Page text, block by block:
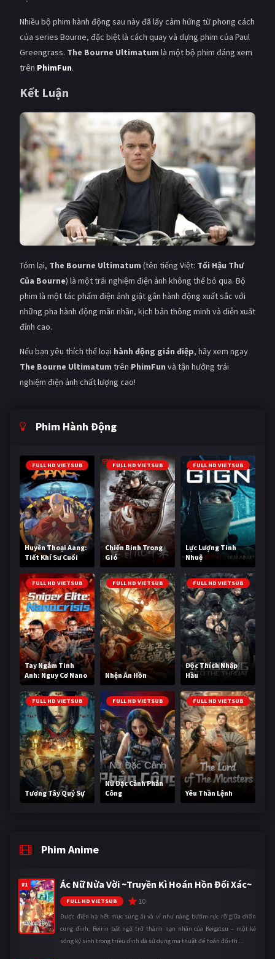
Nhiều bộ phim hành động sau này đã lấy cảm hứng từ phong cách
của series Bourne, đặc biệt là cách quay và dựng phim của Paul
Greengrass. The Bourne Ultimatum là một bộ phim đáng xem
trên PhimFun.
Kết Luận
Tóm lại, The Bourne Ultimatum (tên tiếng Việt: Tối Hậu Thư
Của Bourne) là một trải nghiệm điện ảnh không thể bỏ qua. Bộ
phim là một tác phẩm điện ảnh giật gân hành động xuất sắc với
những pha hành động mãn nhãn, kịch bản thông minh và diễn xuất
đỉnh cao.
Nếu bạn yêu thích thể loại hành động gián điệp, hãy xem ngay
The Bourne Ultimatum trên PhimFun và tận hưởng trải
nghiệm điện ảnh chất lượng cao!
Phim Hành Động
FULL HD VIETSUB
Huyền Thoại Aang:
Tiết Khí Sư Cuối
Cùng
FULL HD VIETSUB
Chiến Binh Trong
Gió
FULL HD VIETSUB
Lực Lượng Tinh
Nhuệ
FULL HD VIETSUB
Tay Ngắm Tinh
Anh: Nguy Cơ Nano
FULL HD VIETSUB
Nhện Ăn Hồn
FULL HD VIETSUB
Độc Thích Nhập
Hầu
FULL HD VIETSUB
Tương Tây Quỷ Sự
FULL HD VIETSUB
Nữ Đặc Cảnh Phản
Công
FULL HD VIETSUB
Yêu Thần Lệnh
Phim Anime
#1 Ác Nữ Nửa Vời ~Truyền Kì Hoán Hồn Đổi Xác~
FULL HD VIETSUB 10
Được điện hạ hết mực sủng ái và ví như nàng bướm rực rỡ giữa chốn
cung đình, Reirin bất ngờ trở thành nạn nhân của Keigetsu – một kẻ
sống ký sinh trong triều đình đã sử dụng ma thuật để hoán đổi th ...